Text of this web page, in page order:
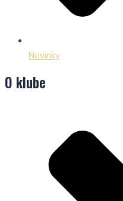
Novinky
O klube